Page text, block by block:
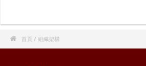
 首頁 / 組織架構